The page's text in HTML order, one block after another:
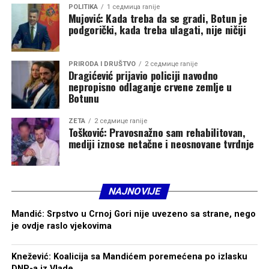
Ipak, smatra da najveći izazov predstavlja neuređeno
tržište, zbog čega proizvođači često ostaju bez
adekvatne zarade.
„To je strateški problem u čije rješavanje mora aktivno
da se uključi država, odnosno resorno ministarstvo.
Smatram da bi trebalo regulisati koliko se lubenice sadi u
odnosu na potrebe tržišta i njegovu otkupnu moć.
Neosporno je da veliki uvoz guši domaće proizvođače i
tom pitanju treba ozbiljno pristupiti zajedno sa
poljoprivrednicima. Poljoprivreda je oduvijek bila osnov
egzistencije u Zeti i zato zaslužuje mnogo veću pažnju“,
Kada je riječ o trgovačkim lancima i konkurenciji iz
uvoza, Popović kaže da lično nema problema sa
plasmanom svoje robe, ali upozorava da situacija nije
ista kod svih proizvođača.
POLITIKA 1 седмица ranije
Mujović: Kada treba da se gradi, Botun je
podgorički, kada treba ulagati, nije ničiji
PRIRODA I DRUŠTVO 2 седмице ranije
Dragićević prijavio policiji navodno
nepropisno odlaganje crvene zemlje u
Botunu
ZETA 2 седмице ranije
Tošković: Pravosnažno sam rehabilitovan,
mediji iznose netačne i neosnovane tvrdnje
NAJNOVIJE
Mandić: Srpstvo u Crnoj Gori nije uvezeno sa strane, nego
je ovdje raslo vjekovima
Knežević: Koalicija sa Mandićem poremećena po izlasku